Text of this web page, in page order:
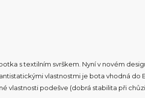
s textilním svrškem. Nyní v novém
vlastnostmi je bota vhodná do
vlastnosti podešve (dobrá stabilita při